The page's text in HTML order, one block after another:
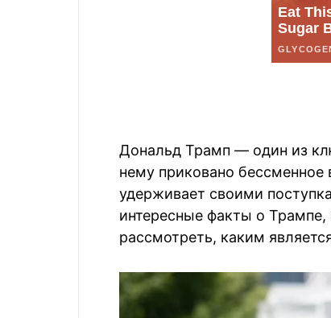
Дональд Трамп — один из
нему приковано
удерживает своими
интересные факты о
рассмотреть, каким